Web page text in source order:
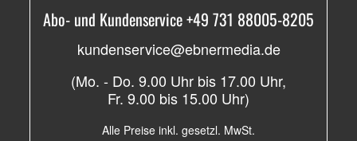
Abo- und Kundenservice +49 731 88005-8205
kundenservice@ebnermedia.de
(Mo. - Do. 9.00 Uhr bis 17.00 Uhr,
Fr. 9.00 bis 15.00 Uhr)
Alle Preise inkl. gesetzl. MwSt.